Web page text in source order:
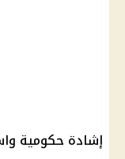
إشادة حكومية